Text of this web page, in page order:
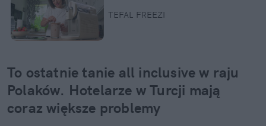
TEFAL FREEZI
To ostatnie tanie all inclusive w raju
Polaków. Hotelarze w Turcji mają
coraz większe problemy